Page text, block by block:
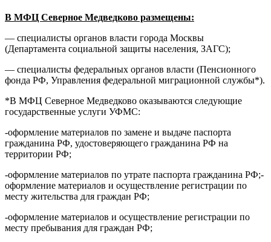
В МФЦ Северное Медведково размещены:
— специалисты органов власти города Москвы
(Департамента социальной защиты населения, ЗАГС);
— специалисты федеральных органов власти (Пенсионного
фонда РФ, Управления федеральной миграционной службы*).
*В МФЦ Северное Медведково оказываются следующие
государственные услуги УФМС:
-оформление материалов по замене и выдаче паспорта
гражданина РФ, удостоверяющего гражданина РФ на
территории РФ;
-оформление материалов по утрате паспорта гражданина РФ;-
оформление материалов и осуществление регистрации по
месту жительства для граждан РФ;
-оформление материалов и осуществление регистрации по
месту пребывания для граждан РФ;